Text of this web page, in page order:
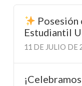
Estudiantil
11 DE JULIO DE